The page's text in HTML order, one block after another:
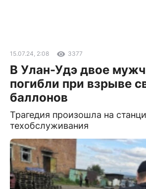
15.07.24, 2:08 3377
В Улан-Удэ двое
погибли при взрыве
баллонов
Трагедия произошла на
техобслуживания